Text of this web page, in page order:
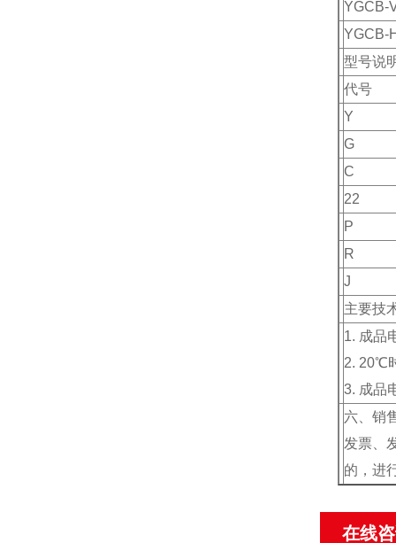
YGCB-
YGCB-
型号说
代号
Y
G
C
22
P
R
J
主要技
1. 成品
2. 20℃
3. 成品
六、销
发票、
的，进
在线